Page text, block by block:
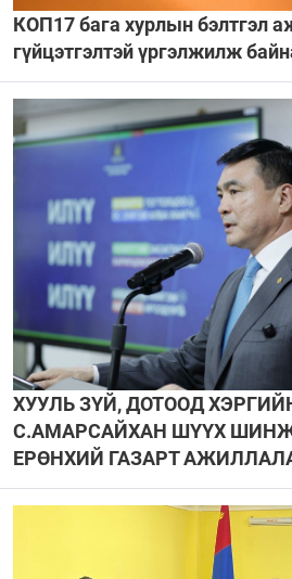
КОП17 бага хурлын бэлтгэл
гүйцэтгэлтэй үргэлжилж
ХУУЛЬ ЗҮЙ, ДОТООД
С.АМАРСАЙХАН ШҮҮХ
ЕРӨНХИЙ ГАЗАРТ